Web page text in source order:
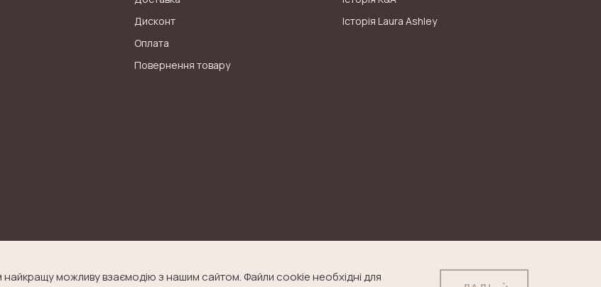
Дисконт
Оплата
Повернення товару
Історія Laura Ashley
можливу взаємодію з нашим сайтом. Файли cookie необхідні для